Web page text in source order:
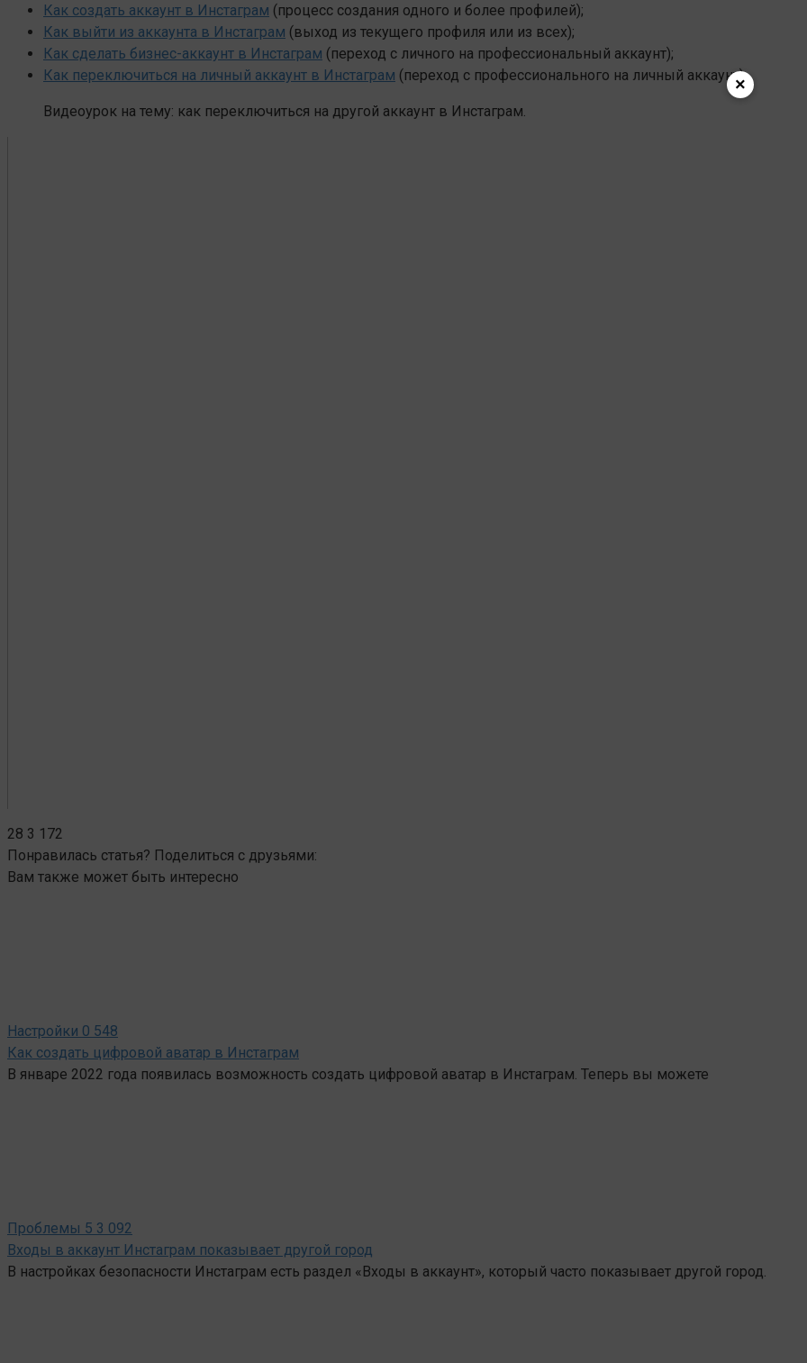
Как создать аккаунт в Инстаграм (процесс создания одного и более профилей);
Как выйти из аккаунта в Инстаграм (выход из текущего профиля или из всех);
Как сделать бизнес-аккаунт в Инстаграм (переход с личного на профессиональный аккаунт);
Как переключиться на личный аккаунт в Инстаграм (переход с профессионального на личный аккаунт).
Видеоурок на тему: как переключиться на другой аккаунт в Инстаграм.
28 3 172
Понравилась статья? Поделиться с друзьями:
Вам также может быть интересно
Настройки 0 548
Как создать цифровой аватар в Инстаграм
В январе 2022 года появилась возможность создать цифровой аватар в Инстаграм. Теперь вы можете
Проблемы 5 3 092
Входы в аккаунт Инстаграм показывает другой город
В настройках безопасности Инстаграм есть раздел «Входы в аккаунт», который часто показывает другой город.
×